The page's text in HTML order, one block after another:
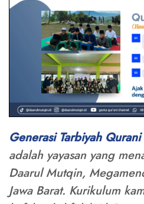
Generasi Tarbiyah
adalah yayasan yang
Daarul Mutqin,
Jawa Barat. Kurikulum